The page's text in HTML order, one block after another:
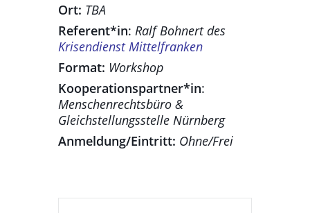
Ort: TBA
Referent*in: Ralf Bohnert des
Krisendienst Mittelfranken
Format: Workshop
Kooperationspartner*in:
Menschenrechtsbüro &
Gleichstellungsstelle Nürnberg
Anmeldung/Eintritt: Ohne/Frei